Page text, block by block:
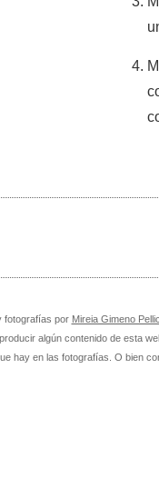
fotografías por Mireia Gimeno
algún contenido de esta
hay en las fotografías. O bien